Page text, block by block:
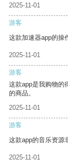
2025-11-01
游客
这款加速器app的操
2025-11-01
游客
这款app是我购物的
的商品。
2025-11-01
游客
这款app的音乐资源
2025-11-01